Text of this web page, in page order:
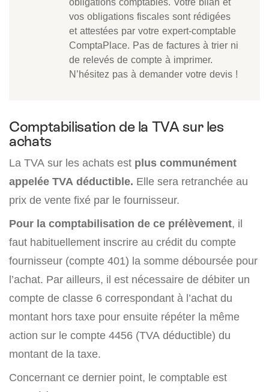
vos obligations fiscales sont rédigées
et attestées par votre expert-comptable
ComptaPlace. Pas de factures à trier ni
de relevés de compte à imprimer.
N’hésitez pas à demander votre devis !
Comptabilisation de la TVA sur les
achats
La TVA sur les achats est plus communément
appelée TVA déductible. Elle sera retranchée au
prix de vente fixé par le fournisseur.
Pour la comptabilisation de ce prélèvement, il
faut habituellement inscrire au crédit du compte
fournisseur (compte 401) la somme déboursée pour
l’achat. Par ailleurs, il est nécessaire de débiter un
compte de classe 6 correspondant à l’achat du
montant hors taxe pour ensuite répéter la même
action sur le compte 4456 (TVA déductible) du
montant de la taxe.
Concernant ce dernier point, le comptable est